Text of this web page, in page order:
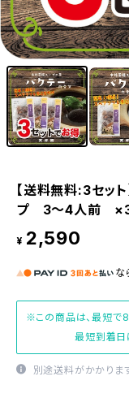
【送料無料:3セッ
プ 3〜4人前
¥ 2,590
な
※この商品は、最短で8
最短到着日
別途送料がかかりま